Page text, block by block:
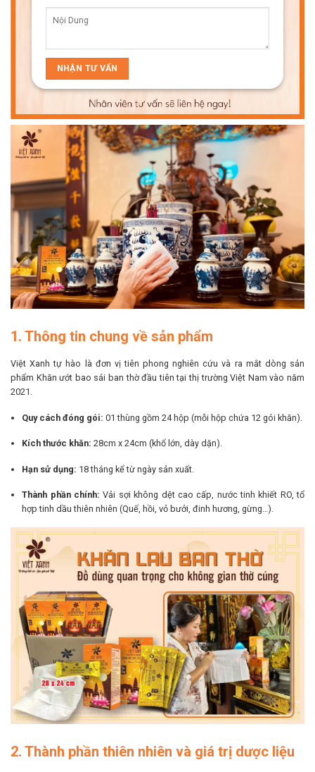
1. Thông tin chung về sản phẩm
Việt Xanh tự hào là đơn vị tiên phong nghiên cứu và ra mắt dòng sản
phẩm Khăn ướt bao sái ban thờ đầu tiên tại thị trường Việt Nam vào năm
2021.
Quy cách đóng gói: 01 thùng gồm 24 hộp (mỗi hộp chứa 12 gói khăn).
Kích thước khăn: 28cm x 24cm (khổ lớn, dày dặn).
Hạn sử dụng: 18 tháng kể từ ngày sản xuất.
Thành phần chính: Vải sợi không dệt cao cấp, nước tinh khiết RO, tổ
hợp tinh dầu thiên nhiên (Quế, hồi, vỏ bưởi, đinh hương, gừng…).
2. Thành phần thiên nhiên và giá trị dược liệu